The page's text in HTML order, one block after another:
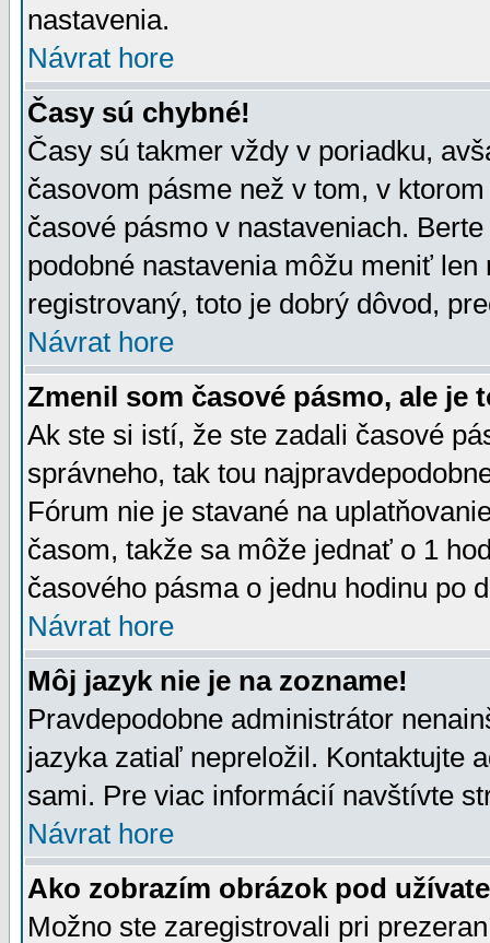
nastavenia.
Návrat hore
Časy sú chybné!
Časy sú takmer vždy v poriadku,
časovom pásme než v tom, v
časové pásmo v nastaveniach.
podobné nastavenia môžu meniť
registrovaný, toto je dobrý dôvod,
Návrat hore
Zmenil som časové pásmo, ale je
Ak ste si istí, že ste zadali časové
správneho, tak tou
Fórum nie je stavané na
časom, takže sa môže jednať o 1
časového pásma o jednu hodinu po
Návrat hore
Môj jazyk nie je na zozname!
Pravdepodobne administrátor
jazyka zatiaľ nepreložil. Kontaktujte
sami. Pre viac informácií navštívte
Návrat hore
Ako zobrazím obrázok pod
Možno ste zaregistrovali pri